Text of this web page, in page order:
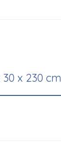
30 x 230 cm